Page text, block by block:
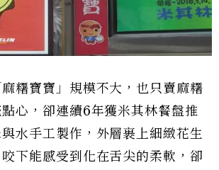
糬寶寶」規模不大，也只賣麻糬
心，卻連續6年獲米其林餐盤推
水手工製作，外層裹上細緻花生
下能感受到化在舌尖的柔軟，卻